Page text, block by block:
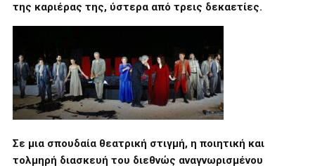
της καριέρας της, ύστερα από τρεις δεκαετίες.
Σε μια σπουδαία θεατρική στιγμή, η ποιητική και
τολμηρή διασκευή του διεθνώς αναγνωρισμένου